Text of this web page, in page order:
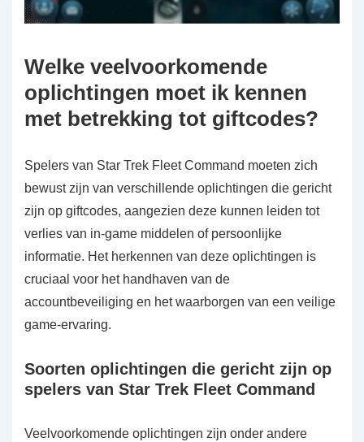
Welke veelvoorkomende
oplichtingen moet ik kennen
met betrekking tot giftcodes?
Spelers van Star Trek Fleet Command moeten zich
bewust zijn van verschillende oplichtingen die gericht
zijn op giftcodes, aangezien deze kunnen leiden tot
verlies van in-game middelen of persoonlijke
informatie. Het herkennen van deze oplichtingen is
cruciaal voor het handhaven van de
accountbeveiliging en het waarborgen van een veilige
game-ervaring.
Soorten oplichtingen die gericht zijn op
spelers van Star Trek Fleet Command
Veelvoorkomende oplichtingen zijn onder andere